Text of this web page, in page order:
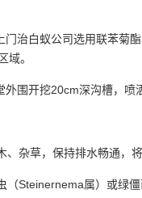
治白蚁公司选用联苯菊
域。
围开挖20cm深沟槽，喷
、杂草，保持排水畅通，
（Steinernema属）或绿